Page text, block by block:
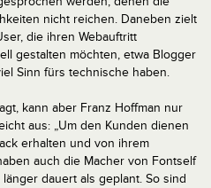
nicht reichen. Daneben zielt
die ihren Webauftritt
gestalten möchten, etwa Blogger
Sinn fürs technische haben.
kann aber Franz Hoffman nur
aus: „Um den Kunden dienen
erhalten und von ihrem
auch die Macher von Fontself
dauert als geplant. So sind